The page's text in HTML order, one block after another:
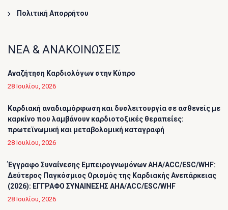
Πολιτική Απορρήτου
ΝΕΑ & ΑΝΑΚΟΙΝΩΣΕΙΣ
Αναζήτηση Καρδιολόγων στην Κύπρο
28 Ιουλίου, 2026
Καρδιακή αναδιαμόρφωση και δυσλειτουργία σε ασθενείς με
καρκίνο που λαμβάνουν καρδιοτοξικές θεραπείες:
πρωτεϊνωμική και μεταβολομική καταγραφή
28 Ιουλίου, 2026
Έγγραφο Συναίνεσης Εμπειρογνωμόνων AHA/ACC/ESC/WHF:
Δεύτερος Παγκόσμιος Ορισμός της Καρδιακής Ανεπάρκειας
(2026): ΕΓΓΡΑΦΟ ΣΥΝΑΙΝΕΣΗΣ AHA/ACC/ESC/WHF
28 Ιουλίου, 2026